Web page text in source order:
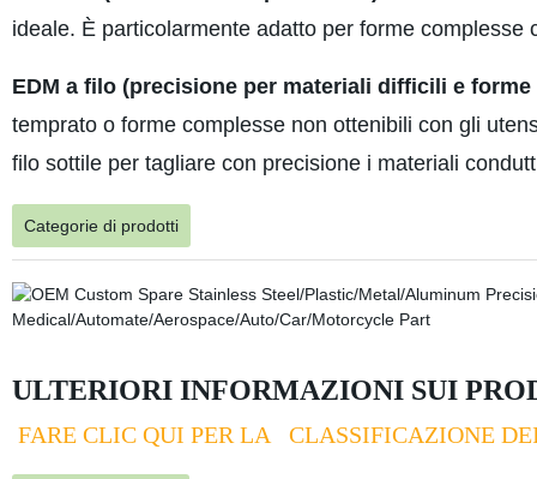
ideale. È particolarmente adatto per forme
EDM a filo (precisione per materiali difficili e
temprato o forme complesse non ottenibili con gli
filo sottile per tagliare con precisione i materiali
Categorie di prodotti
ULTERIORI INFORMAZIONI SUI
FARE CLIC QUI PER LA CLASSIFICAZIONE